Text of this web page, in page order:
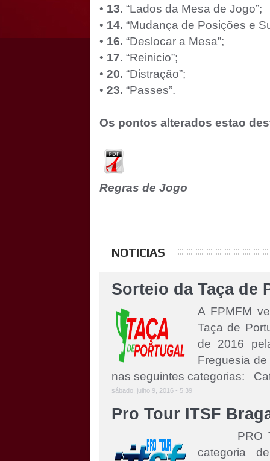
• 13. “Lados da Mesa de Jogo”;
• 14. “Mudança de Posições e
• 16. “Deslocar a Mesa”;
• 17. “Reinicio”;
• 20. “Distração”;
• 23. “Passes”.
Os pontos alterados estao
Regras de Jogo
NOTICIAS
Sorteio da Taça de
A FPMFM
Taça de
de 2016
Freguesia
nas seguintes categorias:
sábado, julho 9, 2016 - 5:39
Pro Tour ITSF
PRO
categoria